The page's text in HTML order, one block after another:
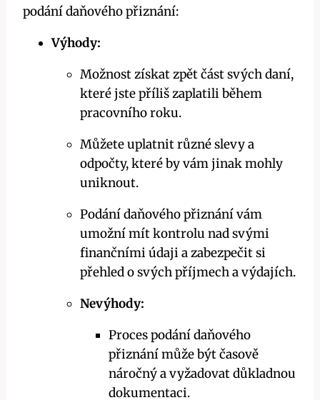
podání daňového přiznání:
Výhody:
Možnost získat zpět část svých daní,
které jste příliš zaplatili během
pracovního roku.
Můžete uplatnit různé slevy a
odpočty, které by vám jinak mohly
uniknout.
Podání daňového přiznání vám
umožní mít kontrolu nad svými
finančními údaji a zabezpečit si
přehled o svých příjmech a výdajích.
Nevýhody:
Proces podání daňového
přiznání může být časově
náročný a vyžadovat důkladnou
dokumentaci.